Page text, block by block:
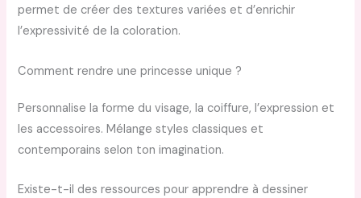
permet de créer des textures variées et d’enrichir
l’expressivité de la coloration.
Comment rendre une princesse unique ?
Personnalise la forme du visage, la coiffure, l’expression et
les accessoires. Mélange styles classiques et
contemporains selon ton imagination.
Existe-t-il des ressources pour apprendre à dessiner